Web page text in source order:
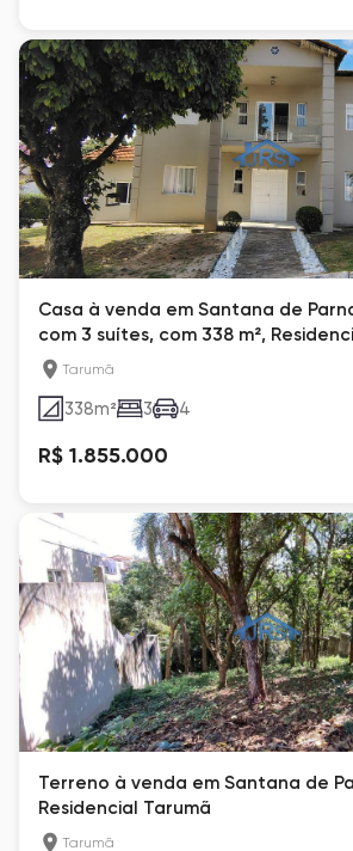
Casa à venda em Santana de
com 3 suítes, com 338 m²,
Tarumã
338m² 3 4
R$ 1.855.000
Terreno à venda em Santana de
Residencial Tarumã
Tarumã